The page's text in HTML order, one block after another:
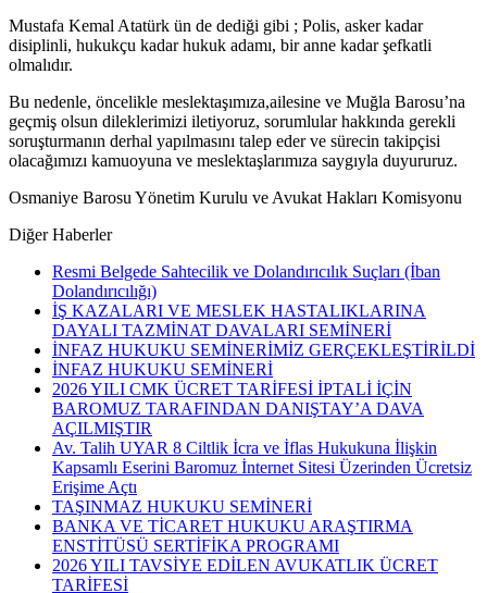
Mustafa Kemal Atatürk ün de dediği gibi ; Polis, asker kadar
disiplinli, hukukçu kadar hukuk adamı, bir anne kadar şefkatli
olmalıdır.
Bu nedenle, öncelikle meslektaşımıza,ailesine ve Muğla Barosu’na
geçmiş olsun dileklerimizi iletiyoruz, sorumlular hakkında gerekli
soruşturmanın derhal yapılmasını talep eder ve sürecin takipçisi
olacağımızı kamuoyuna ve meslektaşlarımıza saygıyla duyururuz.
Osmaniye Barosu Yönetim Kurulu ve Avukat Hakları Komisyonu
Diğer Haberler
Resmi Belgede Sahtecilik ve Dolandırıcılık Suçları (İban
Dolandırıcılığı)
İŞ KAZALARI VE MESLEK HASTALIKLARINA
DAYALI TAZMİNAT DAVALARI SEMİNERİ
İNFAZ HUKUKU SEMİNERİMİZ GERÇEKLEŞTİRİLDİ
İNFAZ HUKUKU SEMİNERİ
2026 YILI CMK ÜCRET TARİFESİ İPTALİ İÇİN
BAROMUZ TARAFINDAN DANIŞTAY’A DAVA
AÇILMIŞTIR
Av. Talih UYAR 8 Ciltlik İcra ve İflas Hukukuna İlişkin
Kapsamlı Eserini Baromuz İnternet Sitesi Üzerinden Ücretsiz
Erişime Açtı
TAŞINMAZ HUKUKU SEMİNERİ
BANKA VE TİCARET HUKUKU ARAŞTIRMA
ENSTİTÜSÜ SERTİFİKA PROGRAMI
2026 YILI TAVSİYE EDİLEN AVUKATLIK ÜCRET
TARİFESİ